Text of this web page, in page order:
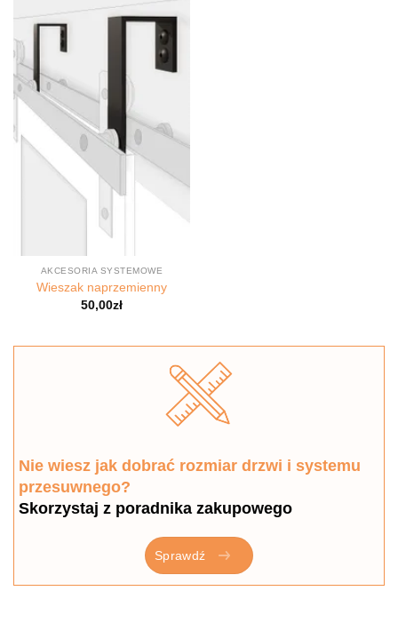
AKCESORIA SYSTEMOWE
Wieszak naprzemienny
50,00zł
Nie wiesz jak dobrać rozmiar drzwi i systemu
przesuwnego?
Skorzystaj z poradnika zakupowego
Sprawdź